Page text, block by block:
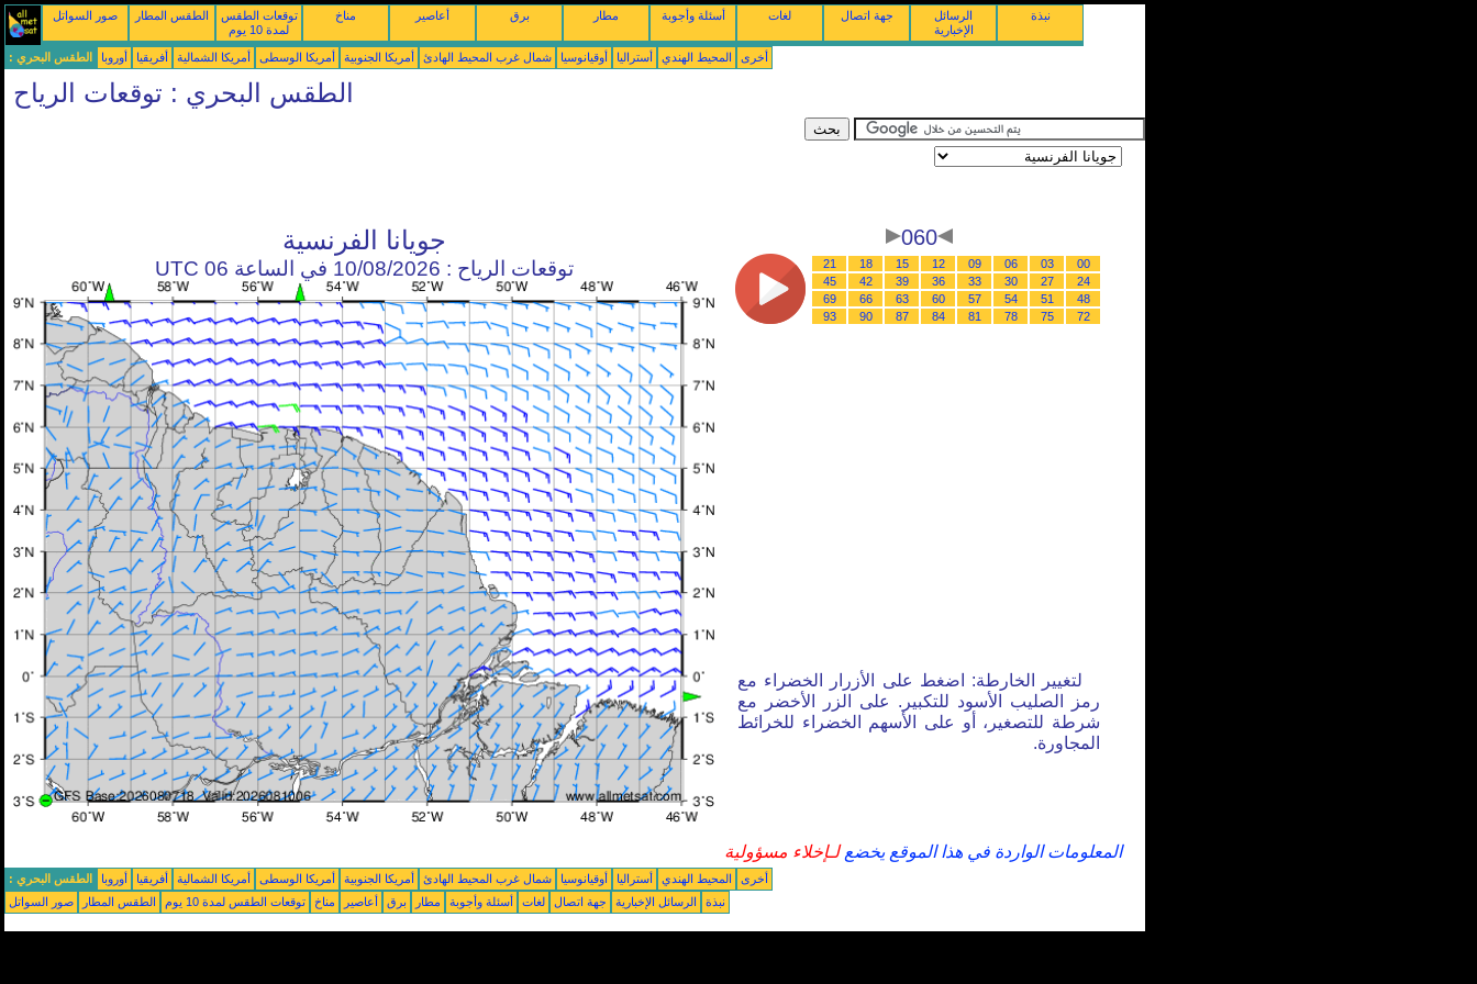
صور السواتل الطقس المطار
توقعات الطقس
لمدة 10 يوم
مناخ أعاصير برق مطار أسئلة وأجوبة لغات جهة اتصال
الرسائل
الإخبارية
نبذة
الطقس البحري : أوروبا أفريقيا أمريكا الشمالية أمريكا الوسطى أمريكا الجنوبية شمال غرب المحيط الهادئ أوقيانوسيا أستراليا المحيط الهندي أخرى
الطقس البحري : توقعات الرياح
جويانا الفرنسية
توقعات الرياح : 10/08/2026 في الساعة 06 UTC
060
00
03
06
09
12
15
18
21
24
27
30
33
36
39
42
45
48
51
54
57
60
63
66
69
72
75
78
81
84
87
90
93
لتغيير الخارطة: اضغط على الأزرار الخضراء مع
رمز الصليب الأسود للتكبير. على الزر الأخضر مع
شرطة للتصغير، أو على الأسهم الخضراء للخرائط
المجاورة.
المعلومات الواردة في هذا الموقع يخضعلـإخلاء مسؤولية
الطقس البحري : أوروبا أفريقيا أمريكا الشمالية أمريكا الوسطى أمريكا الجنوبية شمال غرب المحيط الهادئ أوقيانوسيا أستراليا المحيط الهندي
أخرى
صور السواتل
الطقس المطار توقعات الطقس لمدة 10 يوم مناخ أعاصير برق مطار أسئلة وأجوبة لغات جهة اتصال الرسائل الإخبارية نبذة